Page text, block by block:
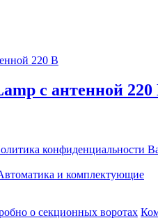
с антенной 220
конфиденциальности
и комплектующие
о секционных воротах